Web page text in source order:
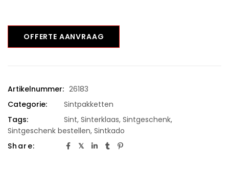
OFFERTE AANVRAAG
Artikelnummer: 26183
Categorie:
Sintpakketten
Tags:
Sint, Sinterklaas, Sintgeschenk,
Sintgeschenk bestellen, Sintkado
Share: